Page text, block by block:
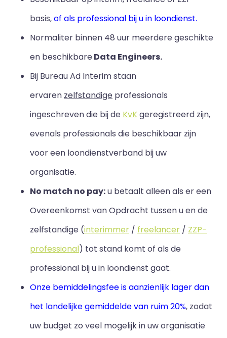
basis,of als professional bij u in loondienst.
Normaliter binnen 48 uur meerdere geschikte
en beschikbareData Engineers.
Bij Bureau Ad Interim staan
ervaren zelfstandige professionals
ingeschreven die bij de KvKgeregistreerd zijn,
evenals professionals die beschikbaar zijn
voor een loondienstverband bij uw
organisatie.
No match no pay:u betaalt alleen als er een
Overeenkomst van Opdracht tussen u en de
zelfstandige (interimmer / freelancer / ZZP-
professional) tot stand komt of als de
professional bij u in loondienst gaat.
Onze bemiddelingsfee is aanzienlijk lager dan
het landelijke gemiddelde van ruim 20%, zodat
uw budget zo veel mogelijk in uw organisatie